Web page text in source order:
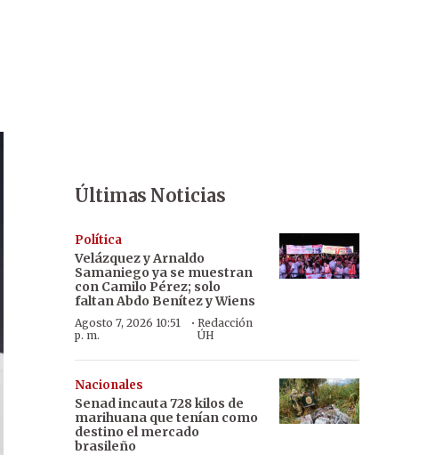
Últimas Noticias
Política
Velázquez y Arnaldo
Samaniego ya se muestran
con Camilo Pérez; solo
faltan Abdo Benítez y Wiens
Agosto 7, 2026 10:51
p. m.
·Redacción
ÚH
Nacionales
Senad incauta 728 kilos de
marihuana que tenían como
destino el mercado
brasileño